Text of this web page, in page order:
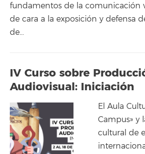
fundamentos de la comunicación
de cara a la exposición y defensa
de…
IV Curso sobre
Audiovisual: Iniciación
El Aula
Campus» y
cultural de